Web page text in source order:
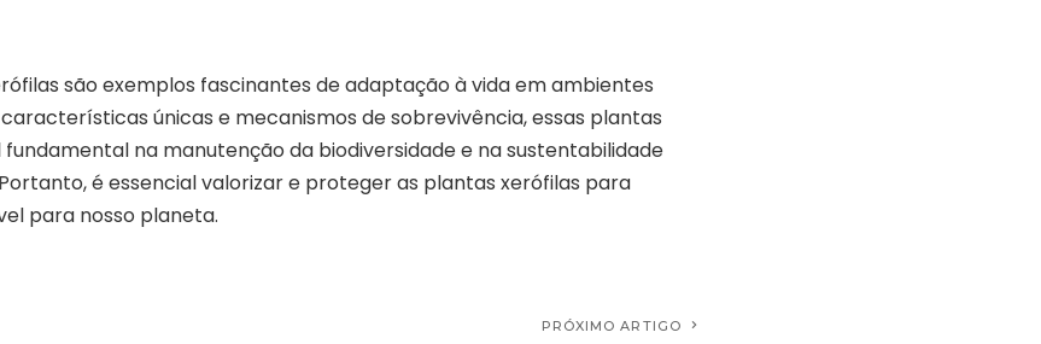
são exemplos fascinantes de adaptação à vida em ambientes
únicas e mecanismos de sobrevivência, essas plantas
na manutenção da biodiversidade e na sustentabilidade
é essencial valorizar e proteger as plantas xerófilas para
para nosso planeta.
PRÓXIMO ARTIGO